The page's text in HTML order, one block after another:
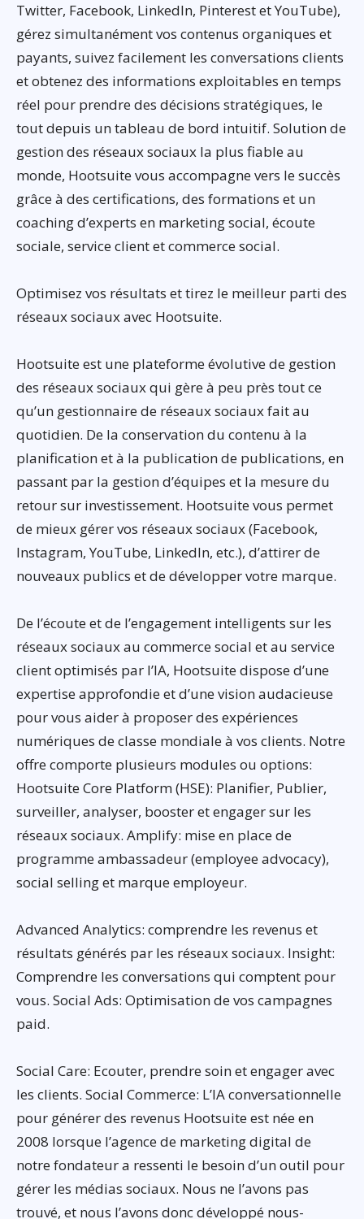
Twitter, Facebook, LinkedIn, Pinterest et YouTube),
gérez simultanément vos contenus organiques et
payants, suivez facilement les conversations clients
et obtenez des informations exploitables en temps
réel pour prendre des décisions stratégiques, le
tout depuis un tableau de bord intuitif. Solution de
gestion des réseaux sociaux la plus fiable au
monde, Hootsuite vous accompagne vers le succès
grâce à des certifications, des formations et un
coaching d’experts en marketing social, écoute
sociale, service client et commerce social.
Optimisez vos résultats et tirez le meilleur parti des
réseaux sociaux avec Hootsuite.
Hootsuite est une plateforme évolutive de gestion
des réseaux sociaux qui gère à peu près tout ce
qu’un gestionnaire de réseaux sociaux fait au
quotidien. De la conservation du contenu à la
planification et à la publication de publications, en
passant par la gestion d’équipes et la mesure du
retour sur investissement. Hootsuite vous permet
de mieux gérer vos réseaux sociaux (Facebook,
Instagram, YouTube, LinkedIn, etc.), d’attirer de
nouveaux publics et de développer votre marque.
De l’écoute et de l’engagement intelligents sur les
réseaux sociaux au commerce social et au service
client optimisés par l’IA, Hootsuite dispose d’une
expertise approfondie et d’une vision audacieuse
pour vous aider à proposer des expériences
numériques de classe mondiale à vos clients. Notre
offre comporte plusieurs modules ou options:
Hootsuite Core Platform (HSE): Planifier, Publier,
surveiller, analyser, booster et engager sur les
réseaux sociaux. Amplify: mise en place de
programme ambassadeur (employee advocacy),
social selling et marque employeur.
Advanced Analytics: comprendre les revenus et
résultats générés par les réseaux sociaux. Insight:
Comprendre les conversations qui comptent pour
vous. Social Ads: Optimisation de vos campagnes
paid.
Social Care: Ecouter, prendre soin et engager avec
les clients. Social Commerce: L’IA conversationnelle
pour générer des revenus Hootsuite est née en
2008 lorsque l’agence de marketing digital de
notre fondateur a ressenti le besoin d’un outil pour
gérer les médias sociaux. Nous ne l’avons pas
trouvé, et nous l’avons donc développé nous-